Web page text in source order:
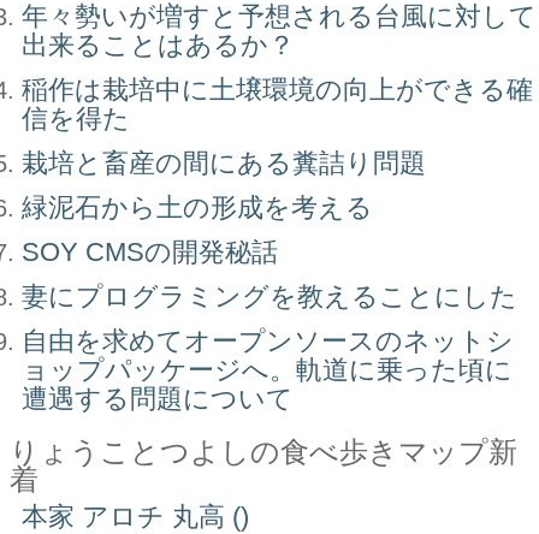
年々勢いが増すと予想される台風に対して
出来ることはあるか？
稲作は栽培中に土壌環境の向上ができる確
信を得た
栽培と畜産の間にある糞詰り問題
緑泥石から土の形成を考える
SOY CMSの開発秘話
妻にプログラミングを教えることにした
自由を求めてオープンソースのネットシ
ョップパッケージへ。軌道に乗った頃に
遭遇する問題について
りょうことつよしの食べ歩きマップ新
着
本家 アロチ 丸高 ()